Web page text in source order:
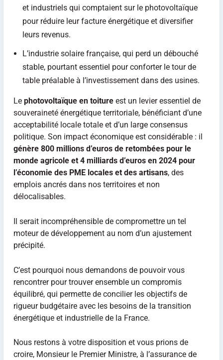
et industriels qui comptaient sur le photovoltaïque
pour réduire leur facture énergétique et diversifier
leurs revenus.
L’industrie solaire française, qui perd un débouché
stable, pourtant essentiel pour conforter le tour de
table préalable à l’investissement dans des usines.
Le photovoltaïque en toitureest un levier essentiel de
souveraineté énergétique territoriale, bénéficiant d’une
acceptabilité locale totale et d’un large consensus
politique. Son impact économique est considérable : il
génère 800 millions d’euros de retombées pour le
monde agricole et 4 milliards d’euros en 2024 pour
l’économie des PME locales et des artisans, des
emplois ancrés dans nos territoires et non
délocalisables.
Il serait incompréhensible de compromettre un tel
moteur de développement au nom d’un ajustement
précipité.
C’est pourquoi nous demandons de pouvoir vous
rencontrer pour trouver ensemble un compromis
équilibré, qui permette de concilier les objectifs de
rigueur budgétaire avec les besoins de la transition
énergétique et industrielle de la France.
Nous restons à votre disposition et vous prions de
croire, Monsieur le Premier Ministre, à l’assurance de